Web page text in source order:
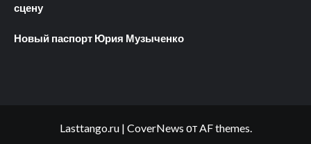
сцену
Новый паспорт Юрия Музыченко
Lasttango.ru | CoverNews от AF themes.